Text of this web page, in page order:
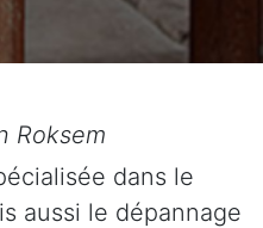
Roksem
dans le
aussi le dépannage